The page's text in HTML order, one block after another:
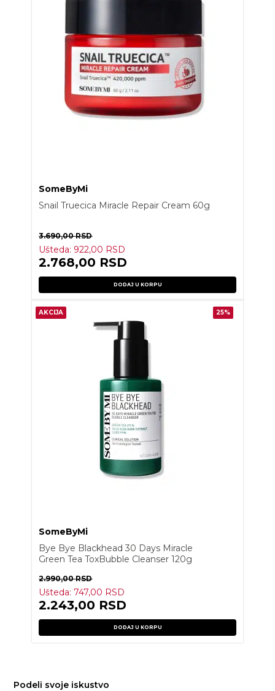
SomeByMi
Snail Truecica Miracle Repair Cream 60g
3.690,00RSD
Ušteda: 922,00 RSD
2.768,00 RSD
DODAJ U KORPU
AKCIJA 25%
SomeByMi
Bye Bye Blackhead 30 Days Miracle
Green Tea ToxBubble Cleanser 120g
2.990,00RSD
Ušteda:747,00 RSD
2.243,00 RSD
DODAJ U KORPU
Podeli svoje iskustvo